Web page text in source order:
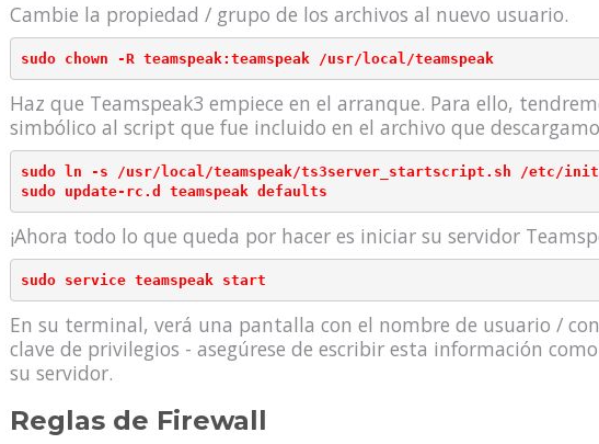
Cambie la propiedad / grupo de los archivos al nuevo usuario.
Haz que Teamspeak3 empiece en el arranque. Para ello,
simbólico al script que fue incluido en el archivo que
sudo ln -s /usr/local/teamspeak/ts3server_startscript.sh /etc/
¡Ahora todo lo que queda por hacer es iniciar su servidor
En su terminal, verá una pantalla con el nombre de usuario /
clave de privilegios - asegúrese de escribir esta información
su servidor.
Reglas de Firewall